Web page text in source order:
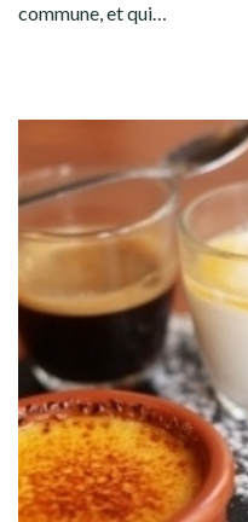
commune, et qui…